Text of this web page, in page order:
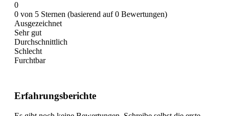
0
0 von 5 Sternen (basierend auf 0 Bewertungen)
Ausgezeichnet
Sehr gut
Durchschnittlich
Schlecht
Furchtbar
Erfahrungsberichte